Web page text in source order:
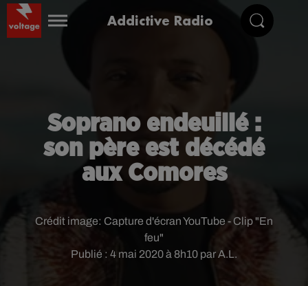
Addictive Radio
Soprano endeuillé :
son père est décédé
aux Comores
Publié : 4 mai 2020 à 8h10 par A.L.
Crédit image: Capture d'écran YouTube - Clip "En
feu"